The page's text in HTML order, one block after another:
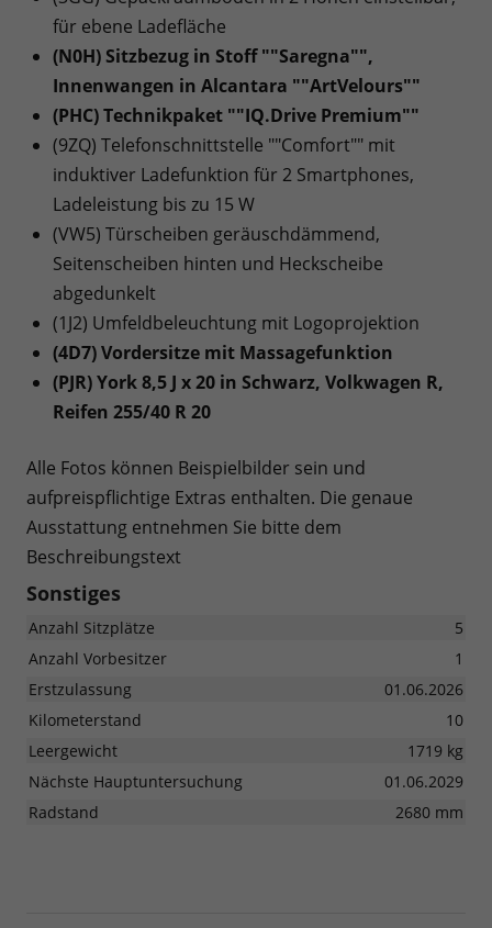
für ebene Ladefläche
(N0H) Sitzbezug in Stoff ""Saregna"",
Innenwangen in Alcantara ""ArtVelours""
(PHC) Technikpaket ""IQ.Drive Premium""
(9ZQ) Telefonschnittstelle ""Comfort"" mit
induktiver Ladefunktion für 2 Smartphones,
Ladeleistung bis zu 15 W
(VW5) Türscheiben geräuschdämmend,
Seitenscheiben hinten und Heckscheibe
abgedunkelt
(1J2) Umfeldbeleuchtung mit Logoprojektion
(4D7) Vordersitze mit Massagefunktion
(PJR) York 8,5 J x 20 in Schwarz, Volkwagen R,
Reifen 255/40 R 20
Alle Fotos können Beispielbilder sein und
aufpreispflichtige Extras enthalten. Die genaue
Ausstattung entnehmen Sie bitte dem
Beschreibungstext
Sonstiges
Anzahl Sitzplätze
5
Anzahl Vorbesitzer
1
Erstzulassung
01.06.2026
Kilometerstand
10
Leergewicht
1719 kg
Nächste Hauptuntersuchung
01.06.2029
Radstand
2680 mm